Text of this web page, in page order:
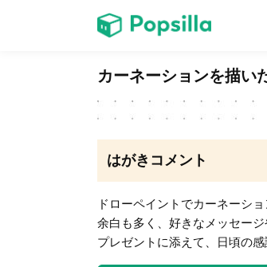
ゲーム
LINE無料スタンプ
カーネーションを描い
はがきコメント
ドローペイントでカーネーシ
余白も多く、好きなメッセー
プレゼントに添えて、日頃の